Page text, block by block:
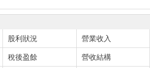
股利狀況 營業收入
稅後盈餘 營收結構